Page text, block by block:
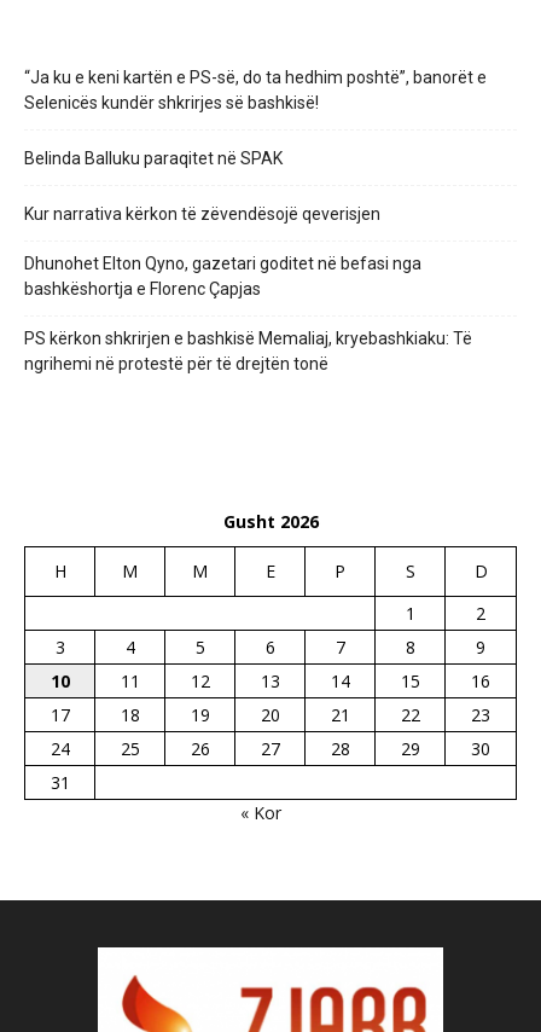
“Ja ku e keni kartën e PS-së, do ta hedhim poshtë”, banorët e
Selenicës kundër shkrirjes së bashkisë!
Belinda Balluku paraqitet në SPAK
Kur narrativa kërkon të zëvendësojë qeverisjen
Dhunohet Elton Qyno, gazetari goditet në befasi nga
bashkëshortja e Florenc Çapjas
PS kërkon shkrirjen e bashkisë Memaliaj, kryebashkiaku: Të
ngrihemi në protestë për të drejtën tonë
Gusht 2026
H M M E P S
D
1
2
3
4 5 6 7 8
9
10
11 12 13 14 15
16
17
18 19 20 21 22
23
24
25 26 27 28 29
30
31
« Kor